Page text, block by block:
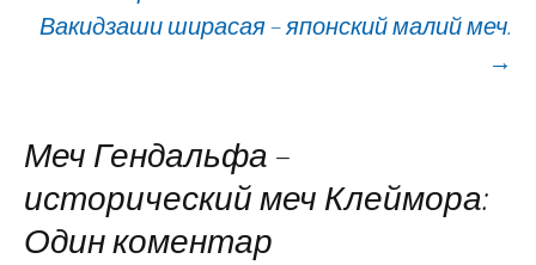
записям
Вакидзаши ширасая – японский малий меч.
→
Меч Гендальфа –
исторический меч Клеймора:
Один коментар